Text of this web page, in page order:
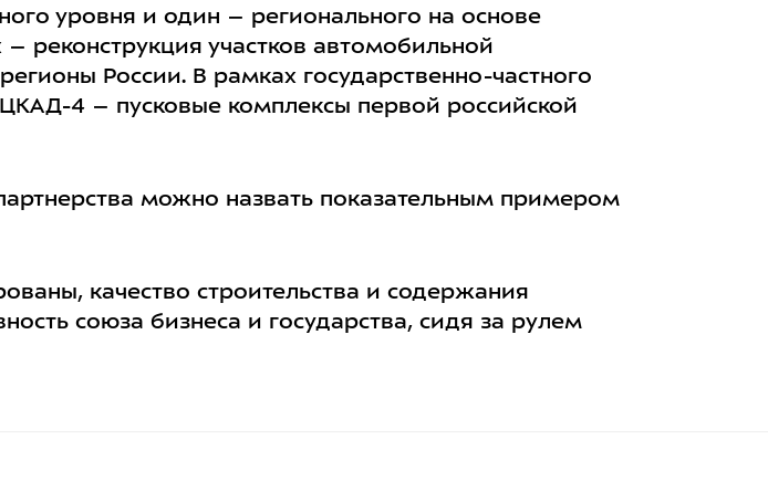
уровня и один – регионального на основе
реконструкция участков автомобильной
России. В рамках государственно-частного
ЦКАД-4 – пусковые комплексы первой российской
можно назвать показательным примером
качество строительства и содержания
союза бизнеса и государства, сидя за рулем